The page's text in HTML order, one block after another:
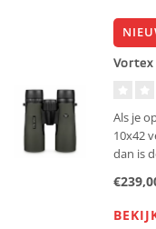
Vortex
Als je
10x42
dan is